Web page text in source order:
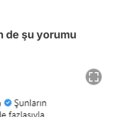
de şu yorumu